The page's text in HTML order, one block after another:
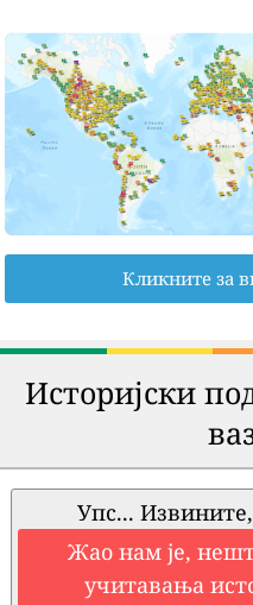
Кликните за
Историјски
Упс...
Жао нам је,
учитавања